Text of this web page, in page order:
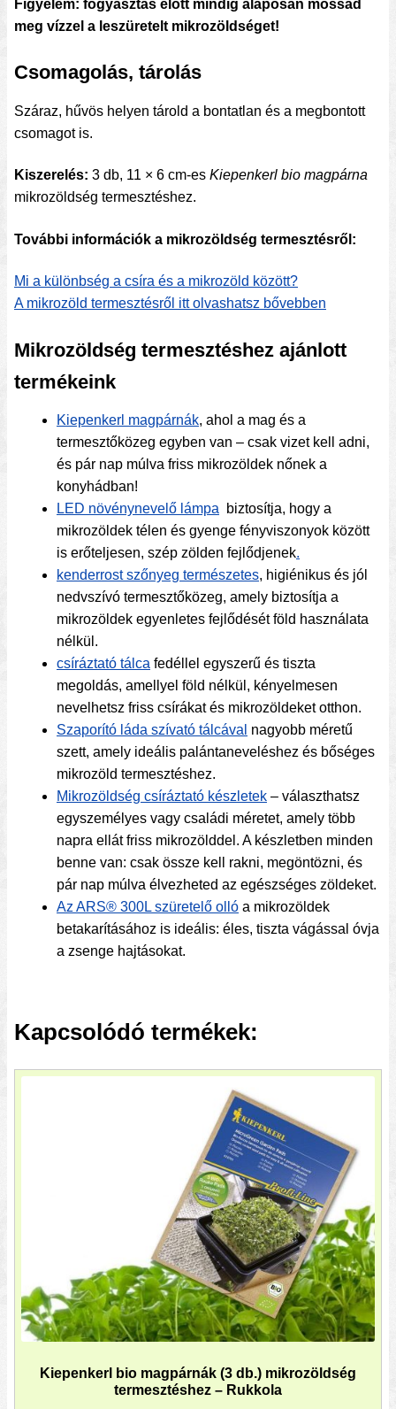
Figyelem: fogyasztás előtt mindig alaposan mossad
meg vízzel a leszüretelt mikrozöldséget!
Csomagolás, tárolás
Száraz, hűvös helyen tárold a bontatlan és a megbontott
csomagot is.
Kiszerelés: 3 db, 11 × 6 cm-es Kiepenkerl bio magpárna
mikrozöldség termesztéshez.
További információk a mikrozöldség termesztésről:
Mi a különbség a csíra és a mikrozöld között?
A mikrozöld termesztésről itt olvashatsz bővebben
Mikrozöldség termesztéshez ajánlott
termékeink
Kiepenkerl magpárnák, ahol a mag és a
termesztőközeg egyben van – csak vizet kell adni,
és pár nap múlva friss mikrozöldek nőnek a
konyhádban!
LED növénynevelő lámpa biztosítja, hogy a
mikrozöldek télen és gyenge fényviszonyok között
is erőteljesen, szép zölden fejlődjenek.
kenderrost szőnyeg természetes, higiénikus és jól
nedvszívó termesztőközeg, amely biztosítja a
mikrozöldek egyenletes fejlődését föld használata
nélkül.
csíráztató tálca fedéllel egyszerű és tiszta
megoldás, amellyel föld nélkül, kényelmesen
nevelhetsz friss csírákat és mikrozöldeket otthon.
Szaporító láda szívató tálcával nagyobb méretű
szett, amely ideális palántaneveléshez és bőséges
mikrozöld termesztéshez.
Mikrozöldség csíráztató készletek – választhatsz
egyszemélyes vagy családi méretet, amely több
napra ellát friss mikrozölddel. A készletben minden
benne van: csak össze kell rakni, megöntözni, és
pár nap múlva élvezheted az egészséges zöldeket.
Az ARS® 300L szüretelő olló a mikrozöldek
betakarításához is ideális: éles, tiszta vágással óvja
a zsenge hajtásokat.
Kapcsolódó termékek:
Kiepenkerl bio magpárnák (3 db.) mikrozöldség
termesztéshez – Rukkola